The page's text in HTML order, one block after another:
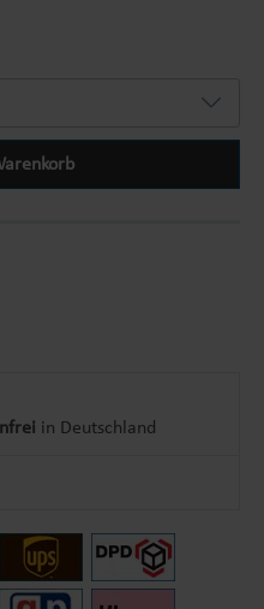
in Deutschland